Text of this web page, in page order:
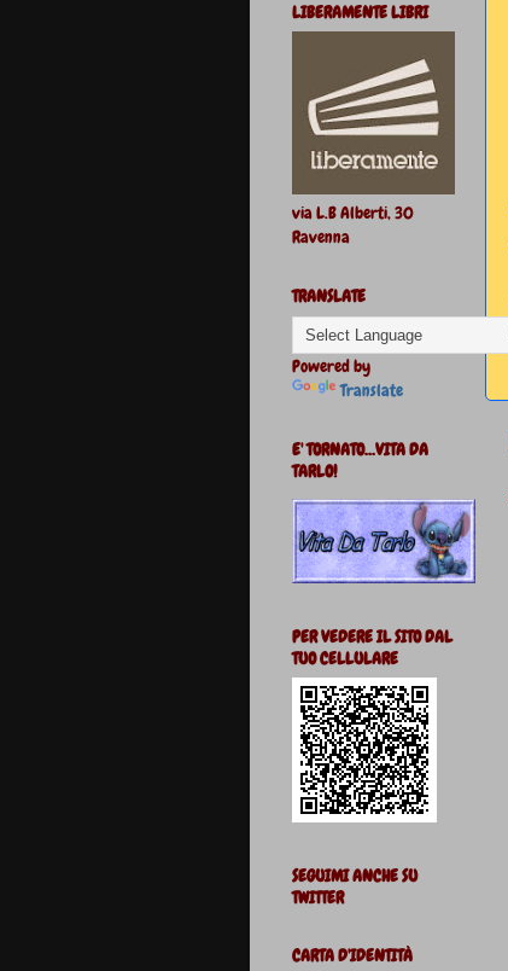
LIBERAMENTE LIBRI
via L.B Alberti, 30
Ravenna
TRANSLATE
Powered by
Translate
E' TORNATO...VITA DA
TARLO!
PER VEDERE IL SITO DAL
TUO CELLULARE
SEGUIMI ANCHE SU
TWITTER
CARTA D'IDENTITÀ